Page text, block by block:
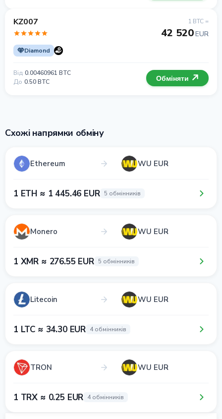
KZ007
Diamond
1 BTC =
42 520EUR
Від 0.00460961 BTC
До 0.50 BTC Обміняти
Схожі напрямки обміну
Ethereum WU EUR
1 ETH ≈ 1 445.46 EUR 5 обмінників
Monero WU EUR
1 XMR ≈ 276.55 EUR 5 обмінників
Litecoin WU EUR
1 LTC ≈ 34.30 EUR 4 обмінників
TRON WU EUR
1 TRX ≈ 0.25 EUR 4 обмінників